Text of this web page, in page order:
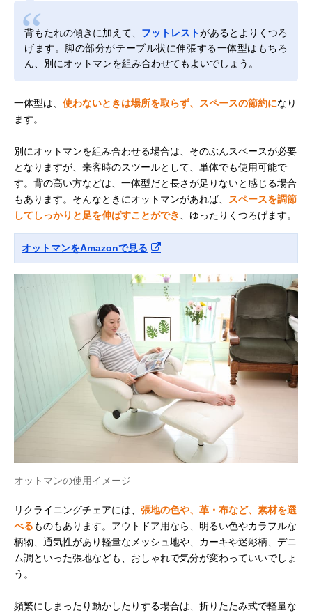
背もたれの傾きに加えて、 フットレストがあるとよりくつろ
げます。脚の部分がテーブル状に伸張する一体型はもちろ
ん、別にオットマンを組み合わせてもよいでしょう。
一体型は、 使わないときは場所を取らず、スペースの節約になり
ます。
別にオットマンを組み合わせる場合は、そのぶんスペースが必要
となりますが、来客時のスツールとして、単体でも使用可能で
す。背の高い方などは、一体型だと長さが足りないと感じる場合
もあります。そんなときにオットマンがあれば、
スペースを調節
してしっかりと足を伸ばすことができ
、ゆったりくつろげます。
オットマンをAmazonで見る
オットマンの使用イメージ
リクライニングチェアには、 張地の色や、革・布など、素材を選
べるものもあります。アウトドア用なら、明るい色やカラフルな
柄物、通気性があり軽量なメッシュ地や、カーキや迷彩柄、デニ
ム調といった張地なども、おしゃれで気分が変わっていいでしょ
う。
頻繁にしまったり動かしたりする場合は、折りたたみ式で軽量な